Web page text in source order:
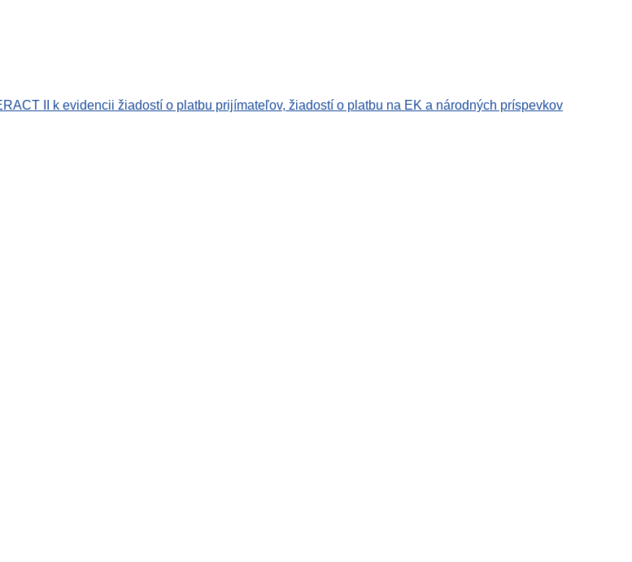
II k evidencii žiadostí o platbu prijímateľov, žiadostí o platbu na EK a národných príspevkov